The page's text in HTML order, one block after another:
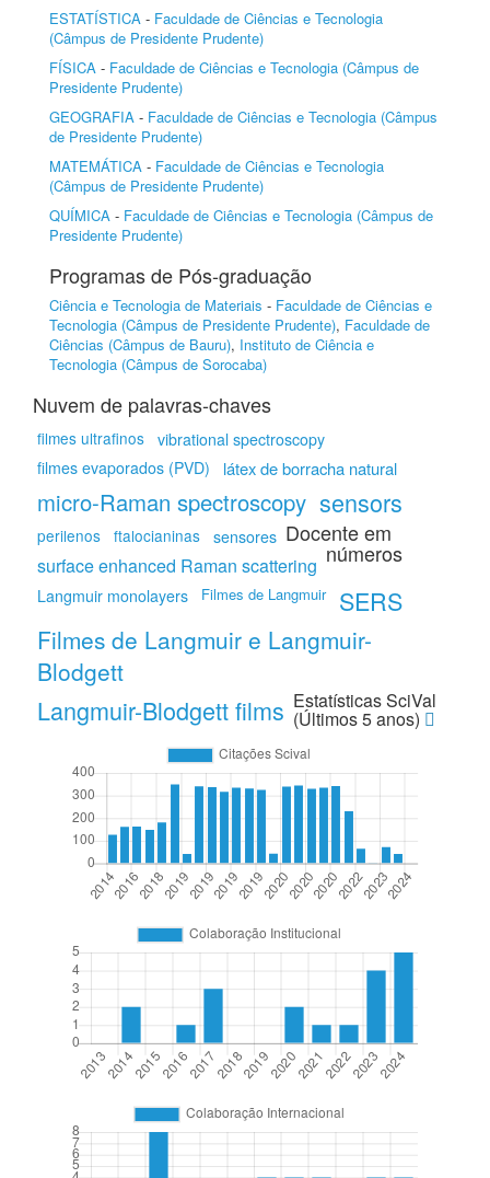
ESTATÍSTICA - Faculdade de Ciências e Tecnologia
(Câmpus de Presidente Prudente)
FÍSICA - Faculdade de Ciências e Tecnologia (Câmpus de
Presidente Prudente)
GEOGRAFIA - Faculdade de Ciências e Tecnologia (Câmpus
de Presidente Prudente)
MATEMÁTICA - Faculdade de Ciências e Tecnologia
(Câmpus de Presidente Prudente)
QUÍMICA - Faculdade de Ciências e Tecnologia (Câmpus de
Presidente Prudente)
Programas de Pós-graduação
Ciência e Tecnologia de Materiais - Faculdade de Ciências e
Tecnologia (Câmpus de Presidente Prudente), Faculdade de
Ciências (Câmpus de Bauru), Instituto de Ciência e
Tecnologia (Câmpus de Sorocaba)
Nuvem de palavras-chaves
filmes ultrafinos vibrational spectroscopy
filmes evaporados (PVD)
látex de borracha natural
micro-Raman spectroscopy sensors
perilenos ftalocianinas sensores
surface enhanced Raman scattering
Langmuir monolayers Filmes de Langmuir SERS
Filmes de Langmuir e Langmuir-
Blodgett
Langmuir-Blodgett films
Docente em
números
Estatísticas SciVal
(Últimos 5 anos)